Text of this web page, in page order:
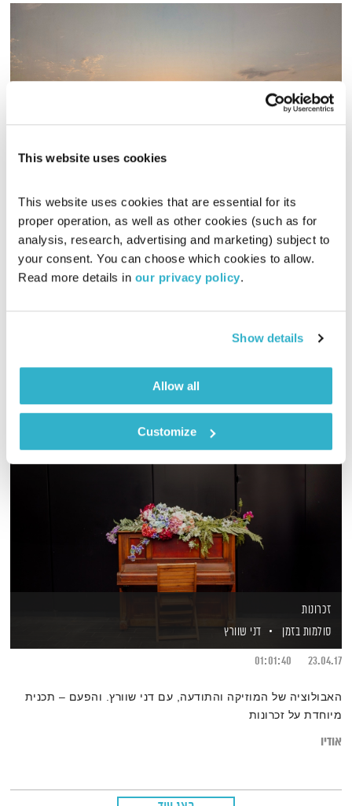
This website uses cookies
This website uses cookies that are essential for its
proper operation, as well as other cookies (such as for
analysis, research, advertising and marketing) subject to
your consent. You can choose which cookies to allow.
Read more details in our privacy policy.
Show details
Allow all
Customize
אחת ששומעת
אליענה בן דוד
26.08.21
01:57:08
שעתיים של תרפיה במוזיקה שעולה ויורדת, קופצת לפה ולשם,
מרקידה ומרגיעה, בין הרמוניה לכאוס, בין גיטרה לפ'אנק,
מוזמנים לבקרבבלוג של אחת ששומעת
אודיו
זכרונות
סולמות בזמן
דני שוורץ
23.04.17
01:01:40
האבולוציה של המוזיקה והתודעה, עם דני שוורץ. והפעם – תכנית
מיוחדת על זכרונות
אודיו